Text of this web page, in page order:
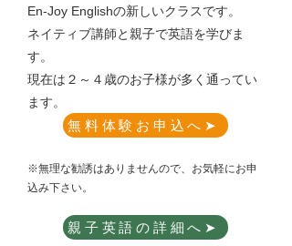
​En-Joy Englishの新しいクラスです。
ネイティブ講師と親子で英語を学びま
す。
​現在は２～４歳のお子様が多く通ってい
ます。
​※無理な勧誘はありませんので、お気軽にお申
込み下さい。
無料体験お申込へ➤
親子英語の詳細へ➤